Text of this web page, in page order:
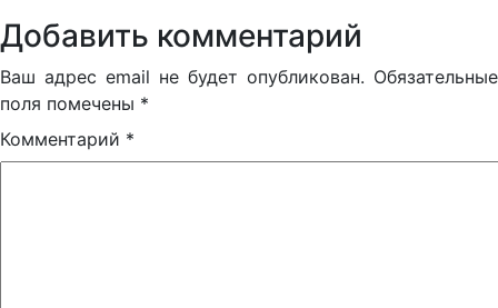
Добавить комментарий
Ваш адрес email не будет опубликован. Обязательные
поля помечены *
Комментарий *